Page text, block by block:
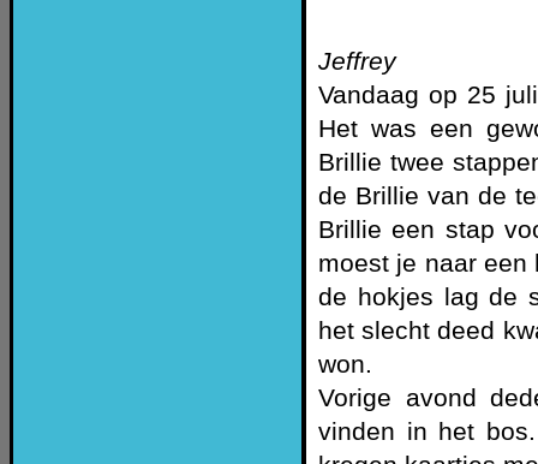
Jeffrey
Vandaag op 25
Het was een
Brillie twee
de Brillie van de
Brillie een stap
moest je naar
de hokjes lag de
het slecht deed
won.
Vorige avond
vinden in het